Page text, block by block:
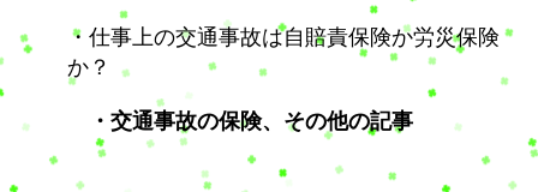
・仕事上の交通事故は自賠責保険か労災保険
か？
・交通事故の保険、その他の記事